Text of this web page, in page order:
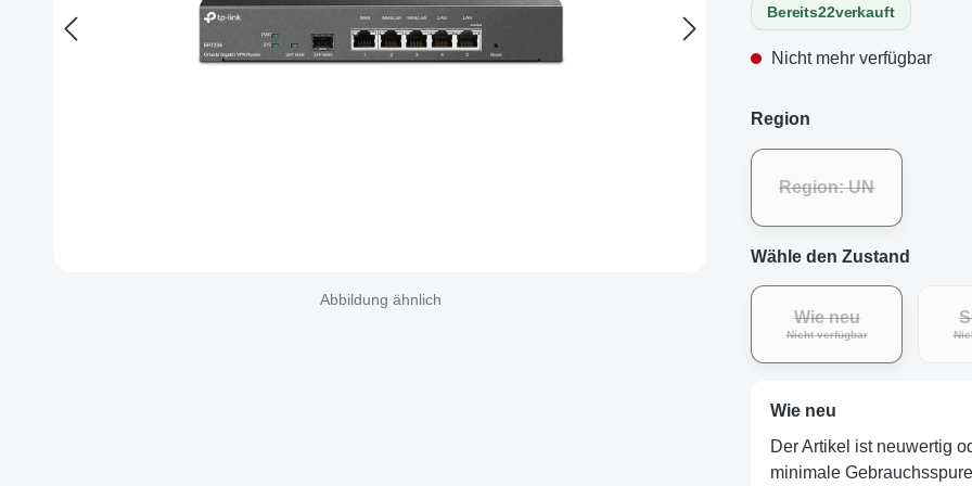
Abbildung ähnlich
Bereits22verkauft
Nicht mehr verfügbar
Region
Region: UN
Wähle den Zustand
Wie neu
Nicht verfügbar(Diese Option ist
Wie neu
Der Artikel ist neuwertig
minimale